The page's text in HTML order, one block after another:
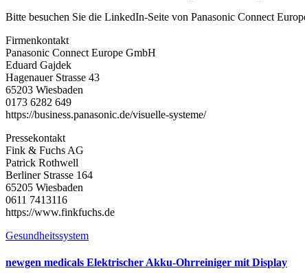
Bitte besuchen Sie die LinkedIn-Seite von Panasonic Connect
Firmenkontakt
Panasonic Connect Europe GmbH
Eduard Gajdek
Hagenauer Strasse 43
65203 Wiesbaden
0173 6282 649
https://business.panasonic.de/visuelle-systeme/
Pressekontakt
Fink & Fuchs AG
Patrick Rothwell
Berliner Strasse 164
65205 Wiesbaden
0611 7413116
https://www.finkfuchs.de
Gesundheitssystem
newgen medicals Elektrischer Akku-Ohrreiniger mit Display